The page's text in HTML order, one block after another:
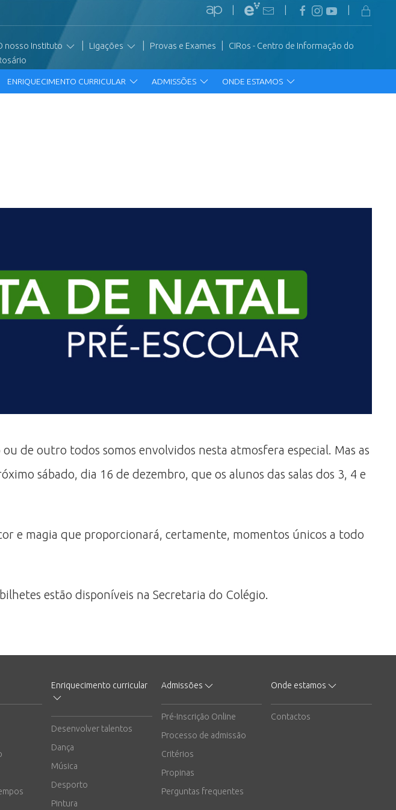
nosso Instituto Ligações Provas e Exames
CIRos - Centro de Informação do
ENRIQUECIMENTO CURRICULAR ADMISSÕES ONDE ESTAMOS
de outro todos somos envolvidos nesta atmosfera especial. Mas as
sábado, dia 16 de dezembro, que os alunos das salas dos 3, 4 e
e magia que proporcionará, certamente, momentos únicos a todo
estão disponíveis na Secretaria do Colégio.
Enriquecimento curricular
Desenvolver talentos
Dança
Música
Desporto
Pintura
Admissões
Pré-Inscrição Online
Processo de admissão
Critérios
Propinas
Perguntas frequentes
Onde estamos
Contactos